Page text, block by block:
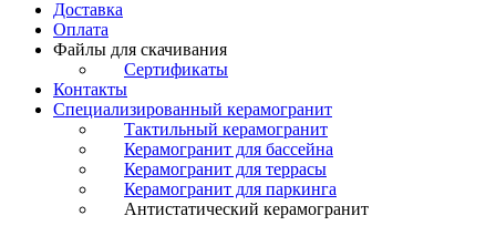
Доставка
Оплата
Файлы для скачивания
Сертификаты
Контакты
Специализированный керамогранит
Тактильный керамогранит
Керамогранит для бассейна
Керамогранит для террасы
Керамогранит для паркинга
Антистатический керамогранит